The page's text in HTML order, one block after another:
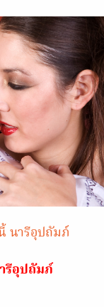
นารีอุปถัมภ์
รีอุปถัมภ์